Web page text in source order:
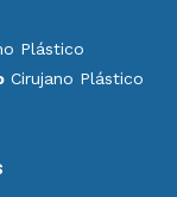
Plástico
Cirujano Plástico